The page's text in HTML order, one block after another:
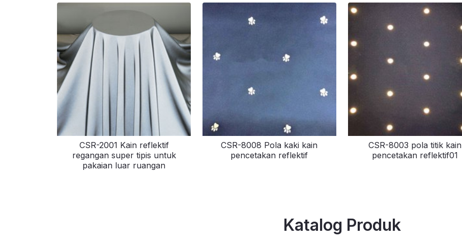
CSR-2001 Kain reflektif
regangan super tipis untuk
pakaian luar ruangan
CSR-8008 Pola kaki kain
pencetakan reflektif
CSR-8003 pola titik kain
pencetakan reflektif01
Katalog Produk